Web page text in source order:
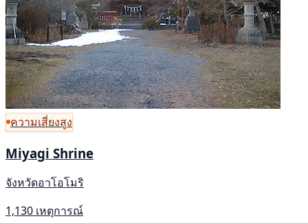
ความเสี่ยงสูง
Miyagi Shrine
จังหวัดอาโอโมริ
1,130 เหตุการณ์